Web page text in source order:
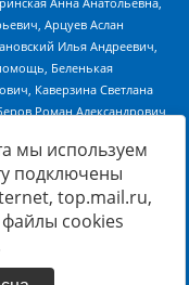
files/reestr-
на22.03.2024
мы используем
подключены
top.mail.ru,
cookies